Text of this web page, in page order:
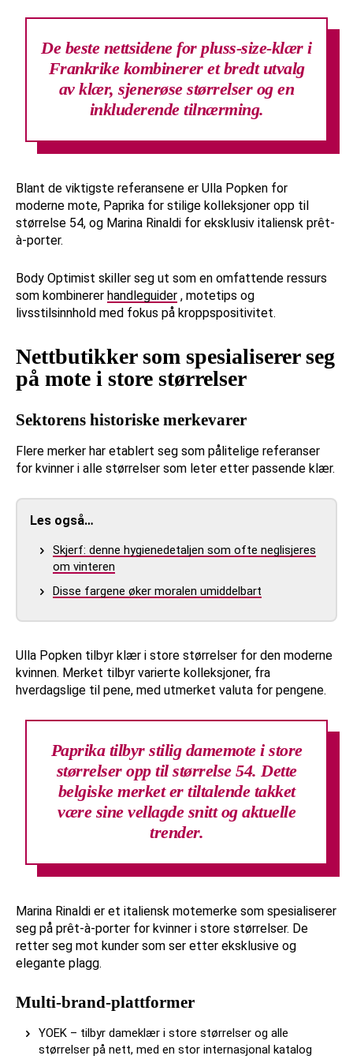
De beste nettsidene for pluss-size-klær i
Frankrike kombinerer et bredt utvalg
av klær, sjenerøse størrelser og en
inkluderende tilnærming.
Blant de viktigste referansene er Ulla Popken for
moderne mote, Paprika for stilige kolleksjoner opp til
størrelse 54, og Marina Rinaldi for eksklusiv italiensk prêt-
à-porter.
Body Optimist skiller seg ut som en omfattende ressurs
som kombinerer handleguider , motetips og
livsstilsinnhold med fokus på kroppspositivitet.
Nettbutikker som spesialiserer seg
på mote i store størrelser
Sektorens historiske merkevarer
Flere merker har etablert seg som pålitelige referanser
for kvinner i alle størrelser som leter etter passende klær.
Les også…
Skjerf: denne hygienedetaljen som ofte neglisjeres
om vinteren
Disse fargene øker moralen umiddelbart
Ulla Popken tilbyr klær i store størrelser for den moderne
kvinnen. Merket tilbyr varierte kolleksjoner, fra
hverdagslige til pene, med utmerket valuta for pengene.
Paprika tilbyr stilig damemote i store
størrelser opp til størrelse 54. Dette
belgiske merket er tiltalende takket
være sine vellagde snitt og aktuelle
trender.
Marina Rinaldi er et italiensk motemerke som spesialiserer
seg på prêt-à-porter for kvinner i store størrelser. De
retter seg mot kunder som ser etter eksklusive og
elegante plagg.
Multi-brand-plattformer
YOEK – tilbyr dameklær i store størrelser og alle
størrelser på nett, med en stor internasjonal katalog